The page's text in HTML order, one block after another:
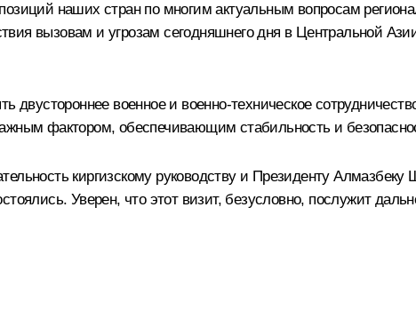
наших стран по многим актуальным вопросам
вызовам и угрозам сегодняшнего дня в Центральной
двустороннее военное и военно-техническое
фактором, обеспечивающим стабильность и
киргизскому руководству и Президенту
Уверен, что этот визит, безусловно, послужит